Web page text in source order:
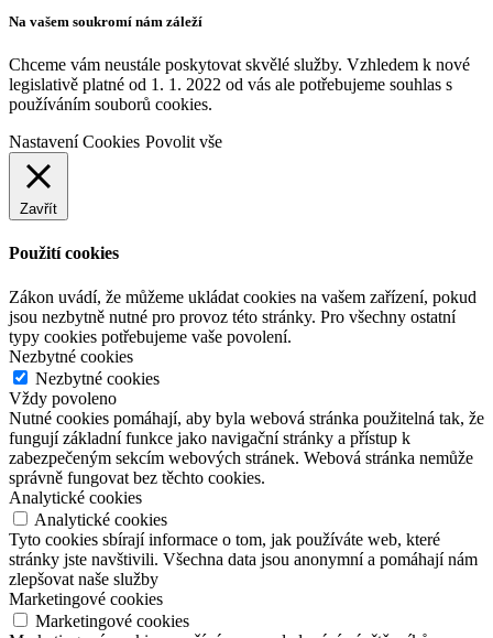
Na vašem soukromí nám záleží
Chceme vám neustále poskytovat skvělé služby. Vzhledem k nové
legislativě platné od 1. 1. 2022 od vás ale potřebujeme souhlas s
používáním souborů cookies.
Nastavení Cookies Povolit vše
Zavřít
Použití cookies
Zákon uvádí, že můžeme ukládat cookies na vašem zařízení, pokud
jsou nezbytně nutné pro provoz této stránky. Pro všechny ostatní
typy cookies potřebujeme vaše povolení.
Nezbytné cookies
Nezbytné cookies
Vždy povoleno
Nutné cookies pomáhají, aby byla webová stránka použitelná tak, že
fungují základní funkce jako navigační stránky a přístup k
zabezpečeným sekcím webových stránek. Webová stránka nemůže
správně fungovat bez těchto cookies.
Analytické cookies
Analytické cookies
Tyto cookies sbírají informace o tom, jak používáte web, které
stránky jste navštivili. Všechna data jsou anonymní a pomáhají nám
zlepšovat naše služby
Marketingové cookies
Marketingové cookies